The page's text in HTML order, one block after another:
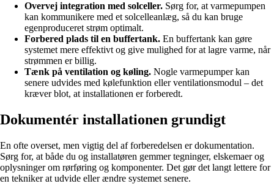
Overvej integration med solceller. Sørg for, at varmepumpen
kan kommunikere med et solcelleanlæg, så du kan bruge
egenproduceret strøm optimalt.
Forbered plads til en buffertank. En buffertank kan gøre
systemet mere effektivt og give mulighed for at lagre varme, når
strømmen er billig.
Tænk på ventilation og køling. Nogle varmepumper kan
senere udvides med kølefunktion eller ventilationsmodul – det
kræver blot, at installationen er forberedt.
Dokumentér installationen grundigt
En ofte overset, men vigtig del af forberedelsen er dokumentation.
Sørg for, at både du og installatøren gemmer tegninger, elskemaer og
oplysninger om rørføring og komponenter. Det gør det langt lettere for
en tekniker at udvide eller ændre systemet senere.